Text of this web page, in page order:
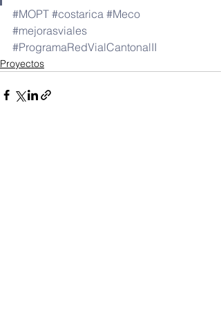
#MOPT #costarica #Meco
#mejorasviales
#ProgramaRedVialCantonalII
Proyectos